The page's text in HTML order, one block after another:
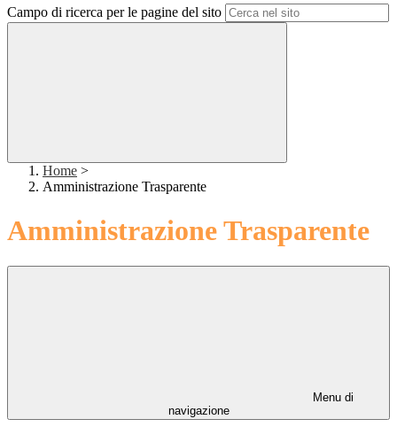
Campo di ricerca per le pagine del sito
Home >
Amministrazione Trasparente
Amministrazione Trasparente
Menu di
navigazione